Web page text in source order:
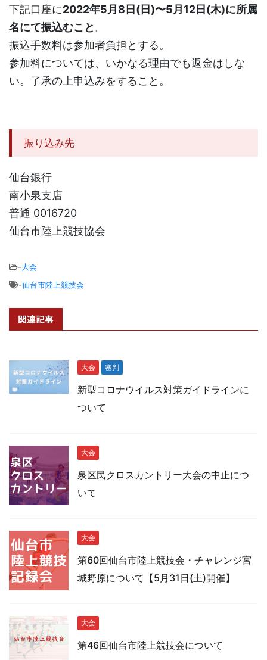
下記口座に2022年5月8日(日)〜5月12日(木)に所属
名にて振込むこと 。
振込手数料は参加者負担とする。
参加料については、いかなる理由でも返金はしな
い。了承の上申込みをすること。
振り込み先
仙台銀行
南小泉支店
普通 0016720
仙台市陸上競技協会
-大会
-仙台市陸上競技会
関連記事
大会 審判
新型コロナウイルス対策ガイドラインに
ついて
大会
泉区民クロスカントリー大会の中止につ
いて
大会
第60回仙台市陸上競技会・チャレンジ宮
城野原について【5月31日(土)開催】
大会
第46回仙台市陸上競技会について